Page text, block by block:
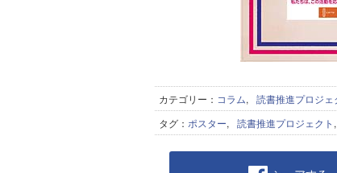
カテゴリー： コラム,
読書推進プロジェ
タグ： ポスター, 読書推進プロジェクト ,